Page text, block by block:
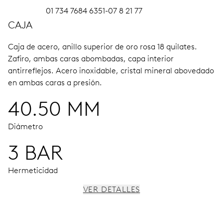
01 734 7684 6351-07 8 21 77
CAJA
Caja de acero, anillo superior de oro rosa 18 quilates.
Zafiro, ambas caras abombadas, capa interior
antirreflejos. Acero inoxidable, cristal mineral abovedado
en ambas caras a presión.
40.50 MM
Diámetro
3 BAR
Hermeticidad
VER DETALLES